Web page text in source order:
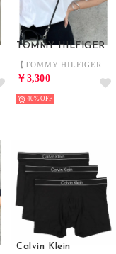
TOMMY HILFIGER
￥3,300
40%
Calvin Klein